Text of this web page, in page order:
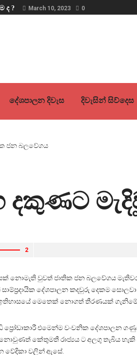
ද ? March 10, 2023 0
දේශපාලන දිවැස දිවැසින් සිව්දෙස
දකුණට
2
වුවත් ජාතික ජන බලවේගය
දේශපාලන කදවුරු දෙකම
මෙතෙක් නොගත් තීරණයක් ගැනිමේ
ප්‍රෝඩාකාරී එමෙන්ම වංචනික දේශපාලන
කේතුමතී රාජ්‍යය ට අලගු තැබිය
වේදිකා වලින් ඇසේ.